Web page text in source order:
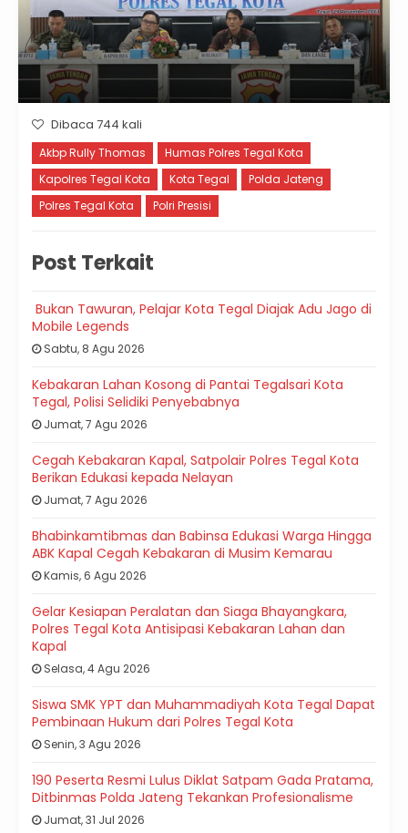
Dibaca 744 kali
Akbp Rully Thomas
Humas Polres Tegal Kota
Kapolres Tegal Kota
Kota Tegal
Polda Jateng
Polres Tegal Kota
Polri Presisi
Post Terkait
Bukan Tawuran, Pelajar Kota Tegal Diajak Adu Jago di
Mobile Legends
Sabtu, 8 Agu 2026
Kebakaran Lahan Kosong di Pantai Tegalsari Kota
Tegal, Polisi Selidiki Penyebabnya
Jumat, 7 Agu 2026
Cegah Kebakaran Kapal, Satpolair Polres Tegal Kota
Berikan Edukasi kepada Nelayan
Jumat, 7 Agu 2026
Bhabinkamtibmas dan Babinsa Edukasi Warga Hingga
ABK Kapal Cegah Kebakaran di Musim Kemarau
Kamis, 6 Agu 2026
Gelar Kesiapan Peralatan dan Siaga Bhayangkara,
Polres Tegal Kota Antisipasi Kebakaran Lahan dan
Kapal
Selasa, 4 Agu 2026
Siswa SMK YPT dan Muhammadiyah Kota Tegal Dapat
Pembinaan Hukum dari Polres Tegal Kota
Senin, 3 Agu 2026
190 Peserta Resmi Lulus Diklat Satpam Gada Pratama,
Ditbinmas Polda Jateng Tekankan Profesionalisme
Jumat, 31 Jul 2026